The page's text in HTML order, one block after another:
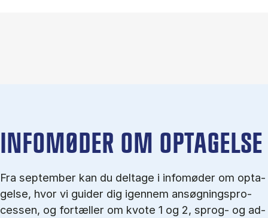
IN­FO­MØ­DER OM OP­TA­GEL­SE
Fra september kan du del­tage i in­fo­mø­der om op­ta­
gel­se, hvor vi gu­i­der dig igen­nem an­søg­nings­pro­
ces­sen, og for­tæl­ler om kvo­te 1 og 2, sprog- og ad­